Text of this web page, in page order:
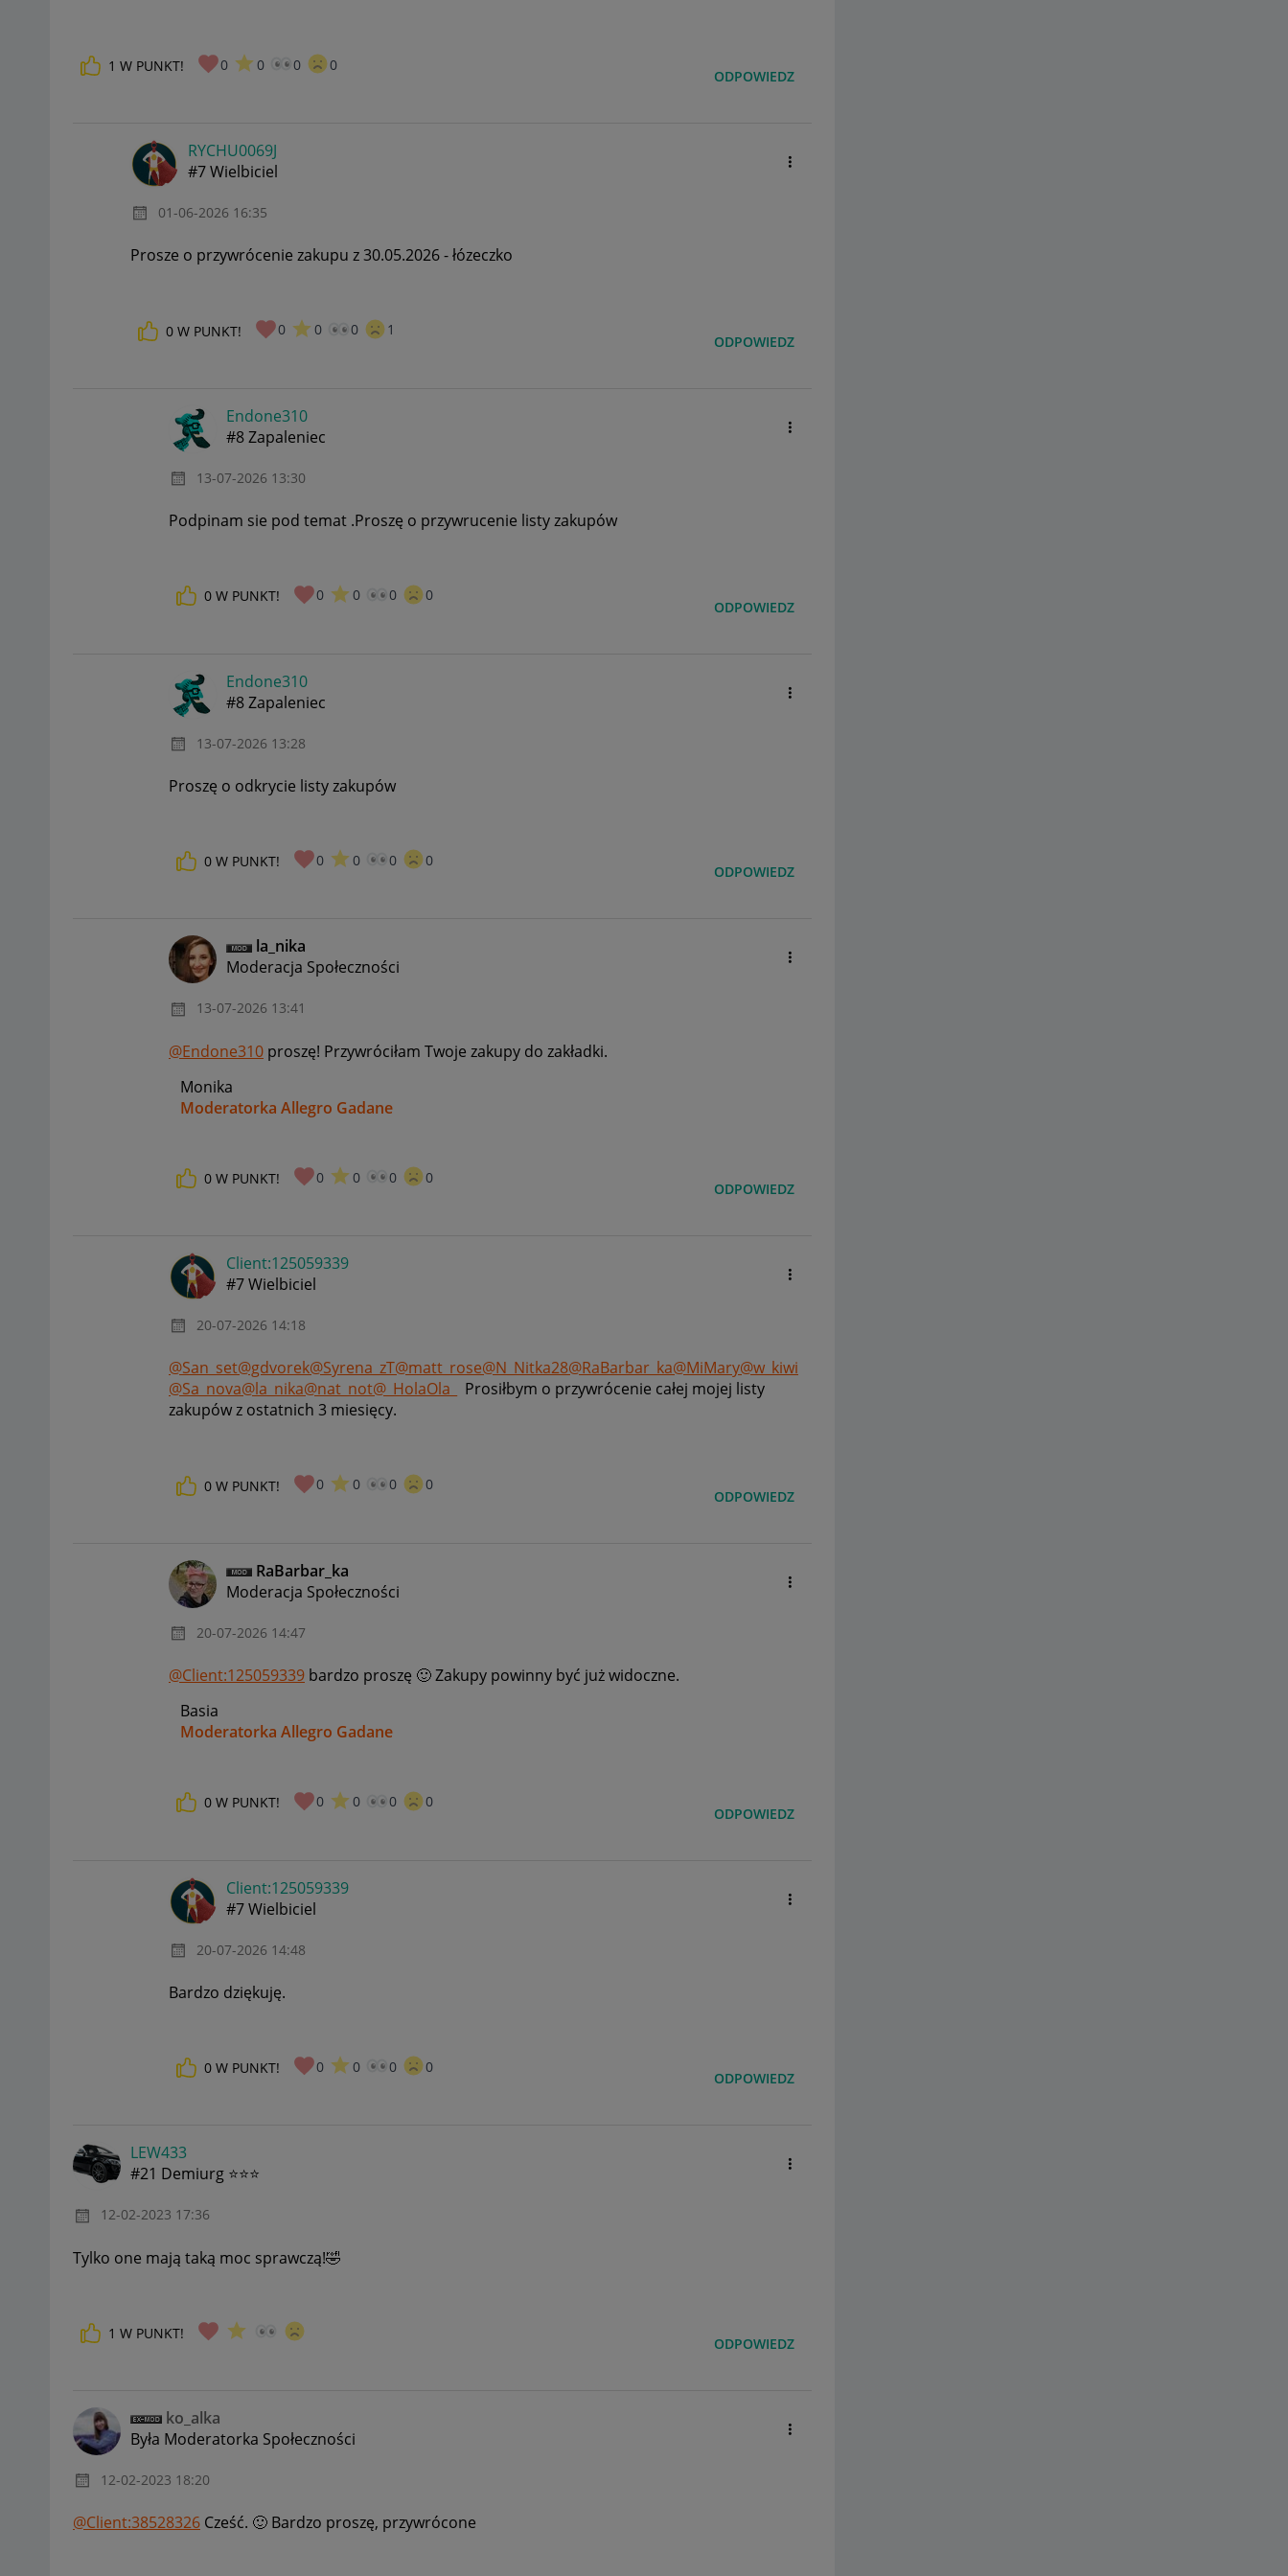
1 W PUNKT! 0 0 0 0
ODPOWIEDZ
RYCHU0069J
#7 Wielbiciel
‎01-06-2026 16:35
Prosze o przywrócenie zakupu z 30.05.2026 - łózeczko
0 W PUNKT! 0 0 0 1
ODPOWIEDZ
Endone310
#8 Zapaleniec
‎13-07-2026 13:30
Podpinam sie pod temat .Proszę o przywrucenie listy zakupów
0 W PUNKT! 0 0 0 0
ODPOWIEDZ
Endone310
#8 Zapaleniec
‎13-07-2026 13:28
Proszę o odkrycie listy zakupów
0 W PUNKT! 0 0 0 0
ODPOWIEDZ
la_nika
Moderacja Społeczności
‎13-07-2026 13:41
@Endone310 proszę! Przywróciłam Twoje zakupy do zakładki.
Monika
Moderatorka Allegro Gadane
0 W PUNKT! 0 0 0 0
ODPOWIEDZ
Client:125059339
#7 Wielbiciel
‎20-07-2026 14:18
@San_set@gdvorek@Syrena_zT@matt_rose@N_Nitka28@RaBarbar_ka@MiMary@w_kiwi
@Sa_nova@la_nika@nat_not@_HolaOla_
Prosiłbym o przywrócenie całej mojej listy
zakupów z ostatnich 3 miesięcy.
0 W PUNKT! 0 0 0 0
ODPOWIEDZ
RaBarbar_ka
Moderacja Społeczności
‎20-07-2026 14:47
@Client:125059339 bardzo proszę 🙂Zakupy powinny być już widoczne.
Basia
Moderatorka Allegro Gadane
0 W PUNKT! 0 0 0 0
ODPOWIEDZ
Client:125059339
#7 Wielbiciel
‎20-07-2026 14:48
Bardzo dziękuję.
0 W PUNKT! 0 0 0 0
ODPOWIEDZ
LEW433
#21 Demiurg ⭐⭐⭐
‎12-02-2023 17:36
Tylko one mają taką moc sprawczą!🤣
1 W PUNKT!
ODPOWIEDZ
ko_alka
Była Moderatorka Społeczności
‎12-02-2023 18:20
@Client:38528326 Cześć. 🙂 Bardzo proszę, przywrócone